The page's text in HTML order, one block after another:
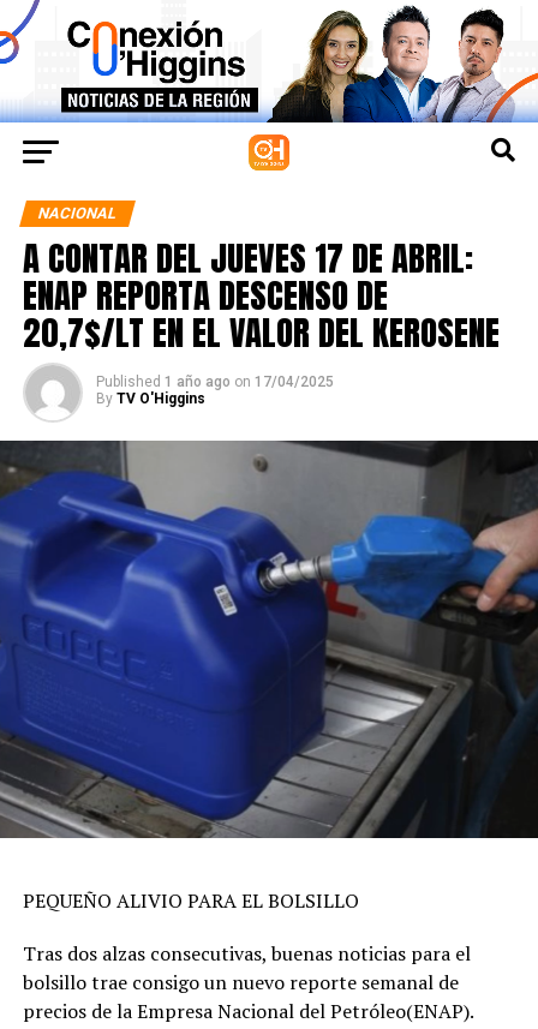
NACIONAL
A CONTAR DEL JUEVES 17 DE ABRIL:
ENAP REPORTA DESCENSO DE
20,7$/LT EN EL VALOR DEL KEROSENE
Published 1 año ago on 17/04/2025
By TV O'Higgins
PEQUEÑO ALIVIO PARA EL BOLSILLO
Tras dos alzas consecutivas, buenas noticias para el
bolsillo trae consigo un nuevo reporte semanal de
precios de la Empresa Nacional del Petróleo(ENAP).